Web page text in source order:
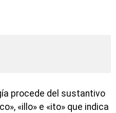
procede del sustantivo
«illo» e «ito» que indica